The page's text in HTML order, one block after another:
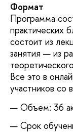
Формат
Программа
практических
состоит из
занятия — из
Все это в
участников со
Объем: 36
Срок